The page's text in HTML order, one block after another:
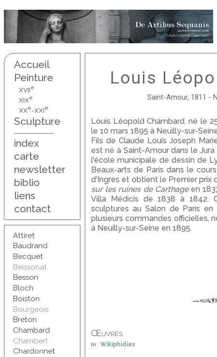
Accueil
Peinture
XVIIe
XIXe
XXe-XXIe
Sculpture
index
carte
newsletter
biblio
liens
contact
Attiret
Baudrand
Becquet
Beissonat
Besson
Bloch
Boiston
Bourgeois
Breton
Chambard
Chambert
Chardonnet
Louis
Saint-Amour, 1811 -
Louis Léopold Chambard, né le
le 10 mars 1895 à Neuilly-sur-
Fils de Claude Louis Joseph
est né à Saint-Amour dans le
l'école municipale de dessin de
Beaux-arts de Paris dans le
d'Ingres et obtient le Premier
sur les ruines de Carthageen
Villa Médicis de 1838 à 1842.
sculptures au Salon de Paris
plusieurs commandes officielles,
à Neuilly-sur-Seine en 1895.
Œuvres
In :Wikiphidias